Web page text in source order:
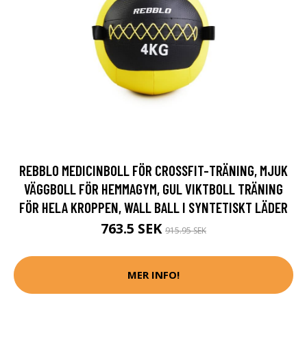
REBBLO MEDICINBOLL FÖR CROSSFIT-TRÄNING, MJUK
VÄGGBOLL FÖR HEMMAGYM, GUL VIKTBOLL TRÄNING
FÖR HELA KROPPEN, WALL BALL I SYNTETISKT LÄDER
763.5 SEK 915.95 SEK
MER INFO!